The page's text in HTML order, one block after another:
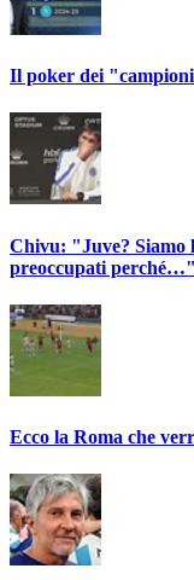
Il poker dei
Chivu: "Juve? Siamo
preoccupati perché…"
Ecco la Roma che